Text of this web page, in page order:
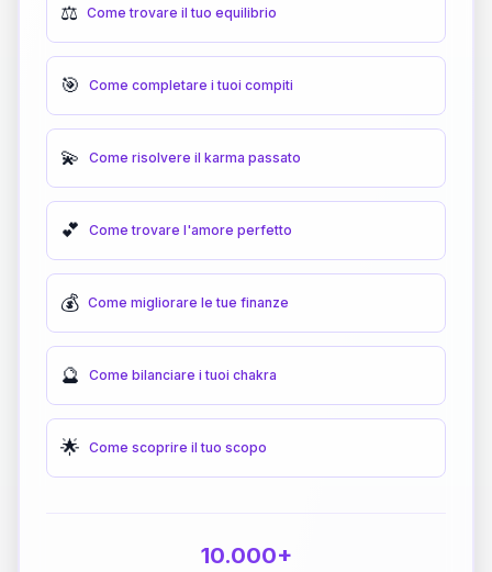
⚖️ Come trovare il tuo equilibrio
🎯 Come completare i tuoi compiti
💫 Come risolvere il karma passato
💕 Come trovare l'amore perfetto
💰 Come migliorare le tue finanze
🔮 Come bilanciare i tuoi chakra
🌟 Come scoprire il tuo scopo
10.000+